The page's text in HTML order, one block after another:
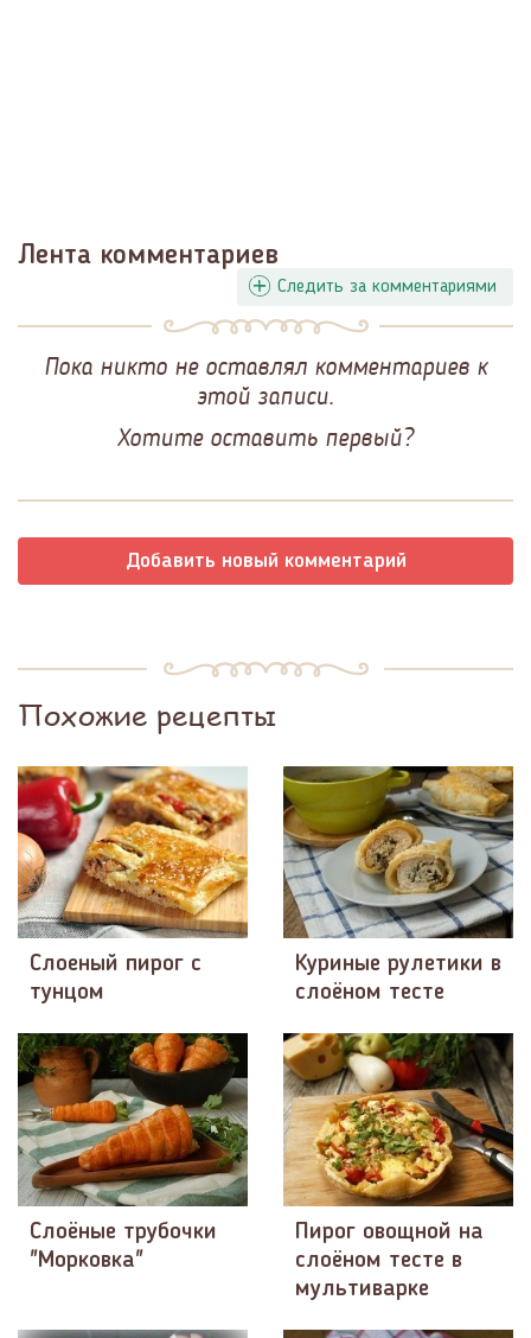
Лента комментариев
Следить за комментариями
Пока никто не оставлял комментариев к
этой записи.
Хотите оставить первый?
Добавить новый комментарий
Похожие рецепты
Слоеный пирог с
тунцом
Куриные рулетики в
слоёном тесте
Слоёные трубочки
"Морковка"
Пирог овощной на
слоёном тесте в
мультиварке